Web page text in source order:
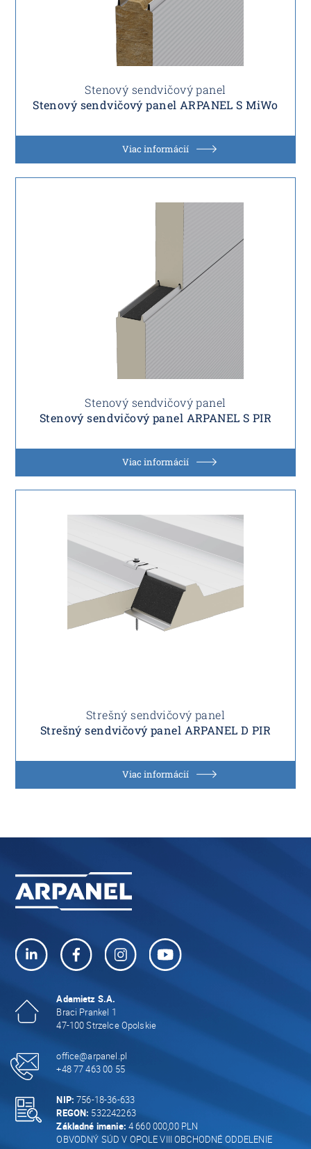
Stenový sendvičový panel
Stenový sendvičový panel ARPANEL S MiWo
Viac informácií
Stenový sendvičový panel
Stenový sendvičový panel ARPANEL S PIR
Viac informácií
Strešný sendvičový panel
Strešný sendvičový panel ARPANEL D PIR
Viac informácií
Adamietz S.A.
Braci Prankel 1
47-100 Strzelce Opolskie
office@arpanel.pl
+48 77 463 00 55
NIP: 756-18-36-633
REGON: 532242263
Základné imanie: 4 660 000,00 PLN
OBVODNÝ SÚD V OPOLE VIII OBCHODNÉ ODDELENIE